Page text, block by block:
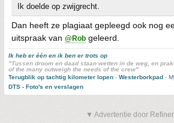
Ik doelde op zwijgrecht.
Dan heeft ze plagiaat gepleegd ook nog
uitspraak van @Rob geleerd.
Ik heb er één en ik ben er trots op
"Tussen droom en daad staan wetten in de weg, en
of the many outweigh the needs of the crew"
Terugblik op tachtig kilometer lopen - Westerborkpad -
DTS - Foto's en verslagen
▼ Advertentie door